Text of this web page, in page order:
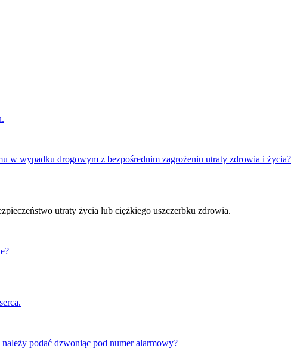
w wypadku drogowym z bezpośrednim zagrożeniu utraty zdrowia i życia?
utraty życia lub ciężkiego uszczerbku zdrowia.
podać dzwoniąc pod numer alarmowy?